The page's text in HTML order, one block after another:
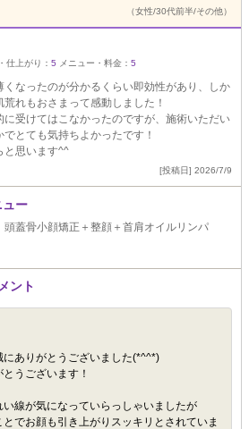
（女性/30代前半/その他）
仕上がり： 5 メニュー・料金： 5
なったのが分かるくらい即効性があり、しか
れもおさまって感動しました！
受けてはこなかったのですが、施術いただい
とても気持ちよかったです！
と思います^^
[投稿日] 2026/7/9
ュー
頭蓋骨小顔矯正＋整顔＋首肩オイルリンパ
ント
ありがとうございました(*^^*)
うございます！
線が気になっていらっしゃいましたが
でお顔も引き上がりスッキリとされていま